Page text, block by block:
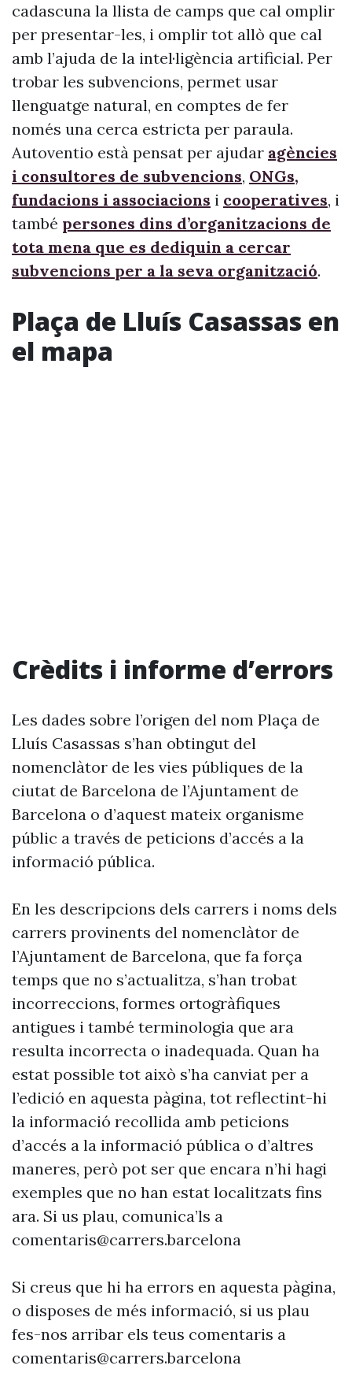
cadascuna la llista de camps que cal omplir
per presentar-les, i omplir tot allò que cal
amb l’ajuda de la intel·ligència artificial. Per
trobar les subvencions, permet usar
llenguatge natural, en comptes de fer
només una cerca estricta per paraula.
Autoventio està pensat per ajudar agències
i consultores de subvencions, ONGs,
fundacions i associacions i cooperatives, i
també persones dins d’organitzacions de
tota mena que es dediquin a cercar
subvencions per a la seva organització.
Plaça de Lluís Casassas en
el mapa
Crèdits i informe d’errors
Les dades sobre l’origen del nom Plaça de
Lluís Casassas s’han obtingut del
nomenclàtor de les vies públiques de la
ciutat de Barcelona de l’Ajuntament de
Barcelona o d’aquest mateix organisme
públic a través de peticions d’accés a la
informació pública.
En les descripcions dels carrers i noms dels
carrers provinents del nomenclàtor de
l’Ajuntament de Barcelona, que fa força
temps que no s’actualitza, s’han trobat
incorreccions, formes ortogràfiques
antigues i també terminologia que ara
resulta incorrecta o inadequada. Quan ha
estat possible tot això s’ha canviat per a
l’edició en aquesta pàgina, tot reflectint-hi
la informació recollida amb peticions
d’accés a la informació pública o d’altres
maneres, però pot ser que encara n’hi hagi
exemples que no han estat localitzats fins
ara. Si us plau, comunica’ls a
comentaris@carrers.barcelona
Si creus que hi ha errors en aquesta pàgina,
o disposes de més informació, si us plau
fes-nos arribar els teus comentaris a
comentaris@carrers.barcelona